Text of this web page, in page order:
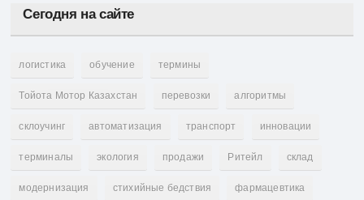
Сегодня на сайте
логистика обучение термины
Тойота Мотор Казахстан перевозки алгоритмы
склоучинг автоматизация транспорт инновации
терминалы экология продажи Ритейл склад
модернизация стихийные бедствия фармацевтика